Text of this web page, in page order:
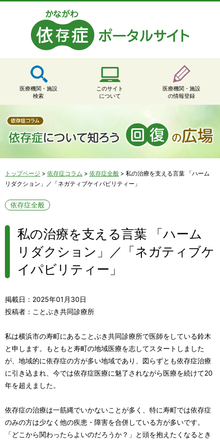
医療機関・施設
検索
このサイト
について
医療機関・施設
の情報登録
トップページ > 依存症コラム > 依存症全般 > 私の治療を支える言葉 「ハーム
リダクション」／「ネガティブケイパビリティー」
依存症全般
私の治療を支える言葉 「ハーム
リダクション」／「ネガティブケ
イパビリティー」
掲載日：2025年01月30日
投稿者：ことぶき共同診療所
私は横浜市の寿町にあることぶき共同診療所で医師をしている鈴木
と申します。もともと寿町の地域医療を志してスタートしました
が、地域的に依存症の方が多い地域であり、図らずとも依存症治療
に引き込まれ、今では依存症医療に魅了されながら医療を続けて20
年を超えました。
依存症の治療は一筋縄でいかないことが多く、特に寿町では依存症
のみの方は少なく他の疾患・障害を合併している方が多いです。
「どこから関わったらよいのだろうか？」と頭を抱えたくなるとき